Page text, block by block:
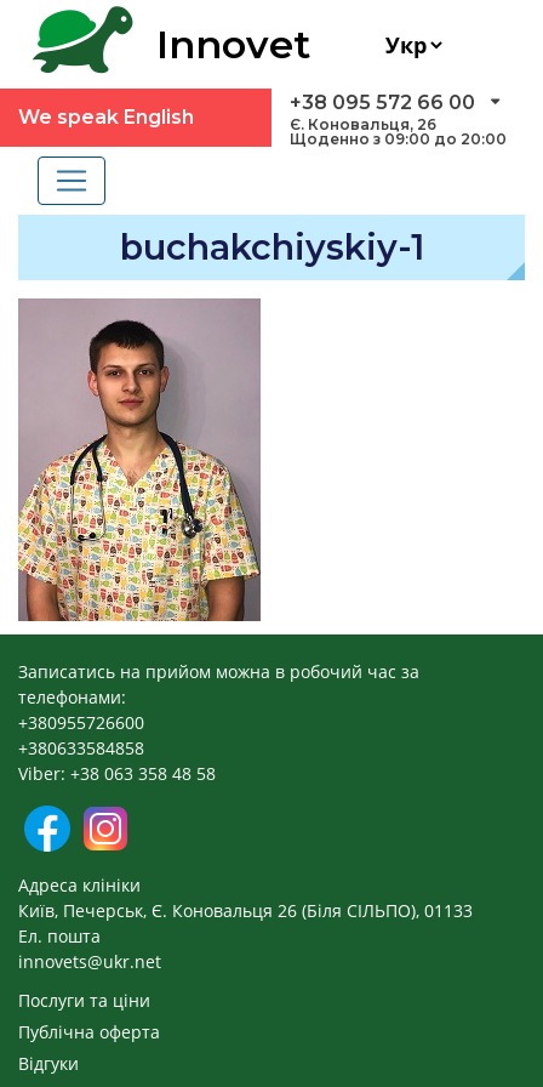
Innovet
We speak English
+38 095 572 66 00
Є. Коновальця, 26
Щоденно з 09:00 до 20:00
buchakchiyskiy-1
Записатись на прийом можна в робочий час за
телефонами:
+380955726600
+380633584858
Viber: +38 063 358 48 58
Адреса клініки
Київ, Печерськ, Є. Коновальця 26 (Біля СІЛЬПО), 01133
Ел. пошта
innovets@ukr.net
Послуги та ціни
Публічна оферта
Відгуки